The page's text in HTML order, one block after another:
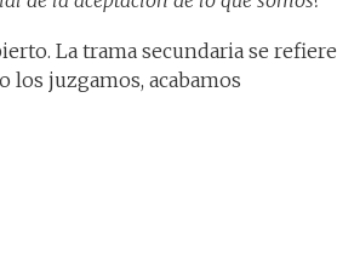
La trama secundaria se refiere
los juzgamos, acabamos